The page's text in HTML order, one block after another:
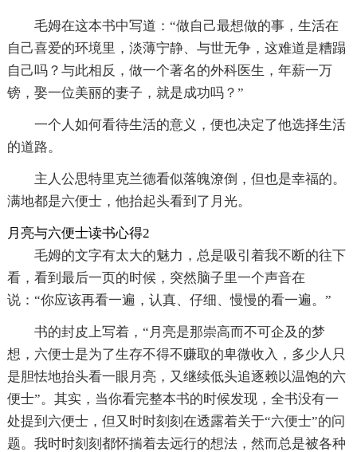
毛姆在这本书中写道：“做自己最想做的事，生活在
自己喜爱的环境里，淡薄宁静、与世无争，这难道是糟蹋
自己吗？与此相反，做一个著名的外科医生，年薪一万
镑，娶一位美丽的妻子，就是成功吗？”
一个人如何看待生活的意义，便也决定了他选择生活
的道路。
主人公思特里克兰德看似落魄潦倒，但也是幸福的。
满地都是六便士，他抬起头看到了月光。
月亮与六便士读书心得2
毛姆的文字有太大的魅力，总是吸引着我不断的往下
看，看到最后一页的时候，突然脑子里一个声音在
说：“你应该再看一遍，认真、仔细、慢慢的看一遍。”
书的封皮上写着，“月亮是那崇高而不可企及的梦
想，六便士是为了生存不得不赚取的卑微收入，多少人只
是胆怯地抬头看一眼月亮，又继续低头追逐赖以温饱的六
便士”。其实，当你看完整本书的时候发现，全书没有一
处提到六便士，但又时时刻刻在透露着关于“六便士”的问
题。我时时刻刻都怀揣着去远行的想法，然而总是被各种